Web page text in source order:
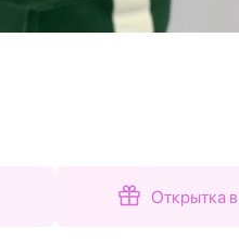
Открытка